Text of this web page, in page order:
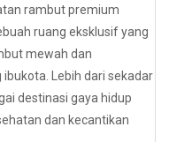
rambut premium
ruang eksklusif yang
mewah dan
Lebih dari sekadar
destinasi gaya hidup
dan kecantikan